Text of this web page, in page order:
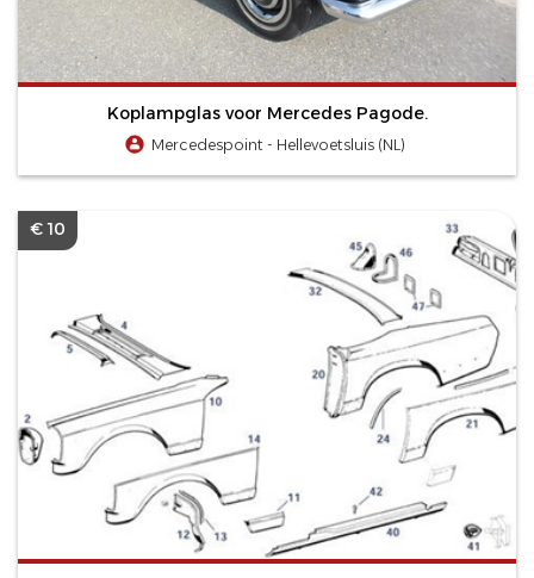
Koplampglas voor Mercedes Pagode.
Mercedespoint - Hellevoetsluis (NL)
€ 10